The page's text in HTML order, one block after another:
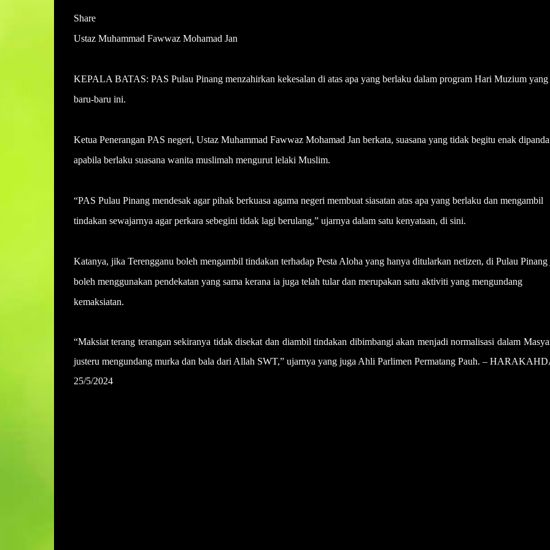
Share
Ustaz Muhammad Fawwaz Mohamad Jan
KEPALA BATAS: PAS Pulau Pinang menzahirkan kekesalan di atas apa yang berlaku dalam program Hari Muzium yang
baru-baru ini.
Ketua Penerangan PAS negeri, Ustaz Muhammad Fawwaz Mohamad Jan berkata, suasana yang tidak begitu enak
apabila berlaku suasana wanita muslimah mengurut lelaki Muslim.
“PAS Pulau Pinang mendesak agar pihak berkuasa agama negeri membuat siasatan atas apa yang berlaku dan mengambil
tindakan sewajarnya agar perkara sebegini tidak lagi berulang,” ujarnya dalam satu kenyataan, di sini.
Katanya, jika Terengganu boleh mengambil tindakan terhadap Pesta Aloha yang hanya ditularkan netizen, di Pulau Pinang
boleh menggunakan pendekatan yang sama kerana ia juga telah tular dan merupakan satu aktiviti yang mengundang
kemaksiatan.
“Maksiat terang terangan sekiranya tidak disekat dan diambil tindakan dibimbangi akan menjadi normalisasi dalam
justeru mengundang murka dan bala dari Allah SWT,” ujarnya yang juga Ahli Parlimen Permatang Pauh. –
25/5/2024